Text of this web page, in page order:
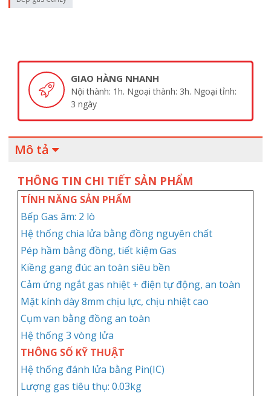
GIAO HÀNG NHANH
Nội thành: 1h. Ngoại thành: 3h. Ngoại tỉnh:
3 ngày
Mô tả
THÔNG TIN CHI TIẾT SẢN PHẨM
TÍNH NĂNG SẢN PHẨM
Bếp Gas âm: 2 lò
Hệ thống chia lửa bằng đồng nguyên chất
Pép hầm bằng đồng, tiết kiệm Gas
Kiềng gang đúc an toàn siêu bền
Cảm ứng ngắt gas nhiệt + điện tự động, an toàn
Mặt kính dày 8mm chịu lực, chịu nhiệt cao
Cụm van bằng đồng an toàn
Hệ thống 3 vòng lửa
THÔNG SỐ KỸ THUẬT
Hệ thống đánh lửa bằng Pin(IC)
Lượng gas tiêu thụ: 0.03kg